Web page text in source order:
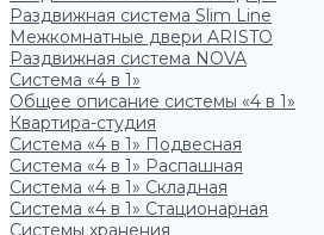
Раздвижная система Slim Line
Межкомнатные двери ARISTO
Раздвижная система NOVA
Система «4 в 1»
Общее описание системы «4 в 1»
Квартира-студия
Система «4 в 1» Подвесная
Система «4 в 1» Распашная
Система «4 в 1» Складная
Система «4 в 1» Стационарная
Системы хранения